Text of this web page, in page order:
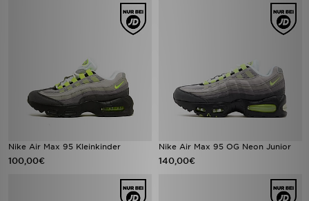
Nike Air Max 95 Kleinkinder
100,00€
Nike Air Max 95 OG Neon Junior
140,00€